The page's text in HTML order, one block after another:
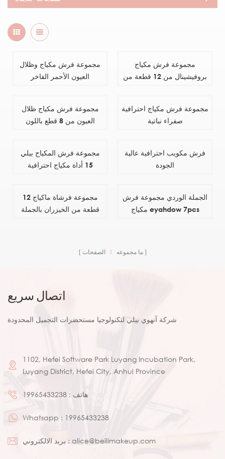
مجموعة فرش مكياج وظلال
العيون الأحمر الفاخر
مجموعة فرش مكياج
بروفيشينال من 12 قطعة من
مجموعة فرش مكياج ظلال
العيون من 8 قطع باللون
مجموعة فرش مكياج احترافية
صفراء نباتية
مجموعة فرش المكياج بيلي
15 أداة مكياج احترافية
فرش مكويب احترافية عالية
الجودة
مجموعة فرشاة ماكياج 12
قطعة من الخيزران بالجملة
الجملة الوردي مجموعة فرش
مكياج eyahdow 7pcs
ما مجموعه 1 الصفحات
اتصال سريع
شركة آنهوي بيلي لتكنولوجيا مستحضرات التجميل المحدودة
1102, Hefei Software Park Luyang Incubation Park,
Luyang District, Hefei City, Anhui Province
هاتف : 19965433238
Whatsapp : 19965433238
بريد الالكتروني : alice@beilimakeup.com